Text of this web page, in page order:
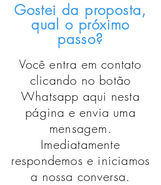
Gostei da proposta,
qual o próximo
passo?
Você entra em contato
clicando no botão
Whatsapp aqui nesta
página e envia uma
mensagem.
Imediatamente
respondemos e iniciamos
a nossa conversa.